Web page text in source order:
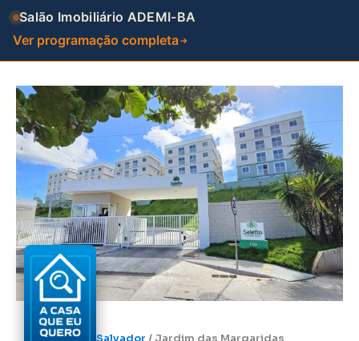
Salão Imobiliário ADEMI-BA
Ver programação completa
Salvador / Jardim das Margaridas